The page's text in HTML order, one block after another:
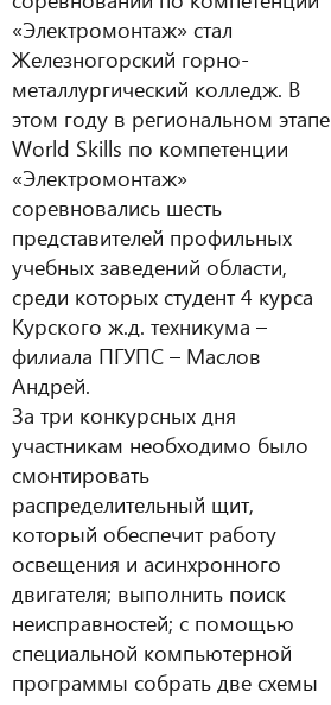
«Электромонтаж» стал
Железногорский горно-
металлургический колледж. В
этом году в региональном этапе
World Skills по компетенции
«Электромонтаж»
соревновались шесть
представителей профильных
учебных заведений области,
среди которых студент 4 курса
Курского ж.д. техникума –
филиала ПГУПС – Маслов
Андрей.
За три конкурсных дня
участникам необходимо было
смонтировать
распределительный щит,
который обеспечит работу
освещения и асинхронного
двигателя; выполнить поиск
неисправностей; с помощью
специальной компьютерной
программы собрать две схемы